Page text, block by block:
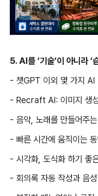
5. AI를‘기술’이 아니라‘
- 챗GPT 이외 몇 가지 AI
- Recraft AI: 이미지 생
- 음악, 노래를 만들어주는
- 빠른 시간에 움직이는
- 시각화, 도식화 하기 좋
- 회의록 자동 작성과 음